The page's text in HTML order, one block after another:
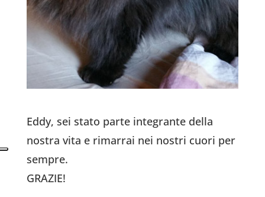
Eddy, sei stato parte integrante della
nostra vita e rimarrai nei nostri cuori per
sempre.
GRAZIE!